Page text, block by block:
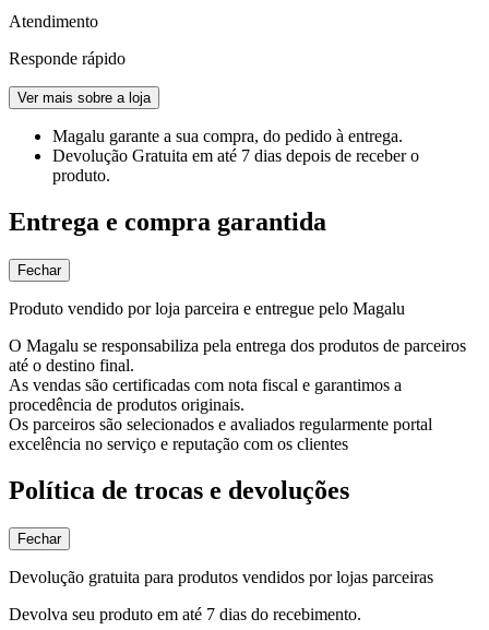
Atendimento
Responde rápido
Ver mais sobre a loja
Magalu garante a sua compra, do pedido à entrega.
Devolução Gratuita em até 7 dias depois de receber o
produto.
Entrega e compra garantida
Fechar
Produto vendido por loja parceira e entregue pelo Magalu
O Magalu se responsabiliza pela entrega dos produtos de parceiros
até o destino final.
As vendas são certificadas com nota fiscal e garantimos a
procedência de produtos originais.
Os parceiros são selecionados e avaliados regularmente portal
excelência no serviço e reputação com os clientes
Política de trocas e devoluções
Fechar
Devolução gratuita para produtos vendidos por lojas parceiras
Devolva seu produto em até 7 dias do recebimento.